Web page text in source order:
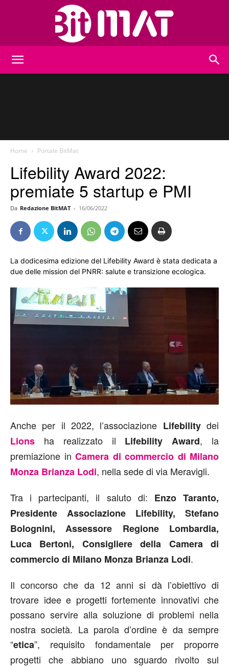
Home Portale BitMat
Lifebility Award 2022:
premiate 5 startup e PMI
Da Redazione BitMAT - 16/06/2022
La dodicesima edizione del Lifebility Award è stata dedicata a
due delle mission del PNRR: salute e transizione ecologica.
Anche per il 2022, l’associazione Lifebilitydei
Lions
ha realizzato il Lifebility Award, la
premiazione in Camera di commercio di Milano
Monza Brianza Lodi, nella sede di via Meravigli.
Tra i partecipanti, il saluto di: Enzo Taranto,
Presidente Associazione Lifebility, Stefano
Bolognini, Assessore Regione Lombardia,
Luca Bertoni, Consigliere della Camera di
commercio di Milano Monza Brianza Lodi.
Il concorso che da 12 anni si dà l’obiettivo di
trovare idee e progetti fortemente innovativi che
possano servire alla soluzione di problemi nella
nostra società. La parola d’ordine è da sempre
“etica”, requisito fondamentale per proporre
progetti che abbiano uno sguardo rivolto sul